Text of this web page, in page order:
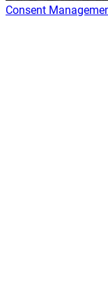
Consent